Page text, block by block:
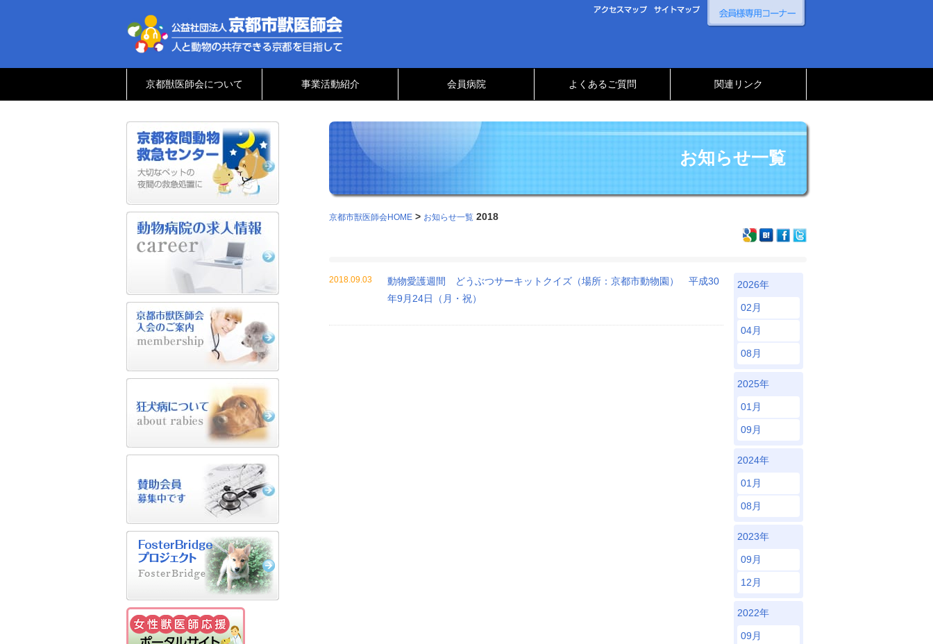
京都獣医師会について 事業活動紹介 会員病院 よくあるご質問 関連リンク
お知らせ一覧
京都市獣医師会HOME> お知らせ一覧2018
2018.09.03
動物愛護週間 どうぶつサーキットクイズ（場所：京都市動物園） 平成30
年9月24日（月・祝）
2026年
02月
04月
08月
2025年
01月
09月
2024年
01月
08月
2023年
09月
12月
2022年
09月